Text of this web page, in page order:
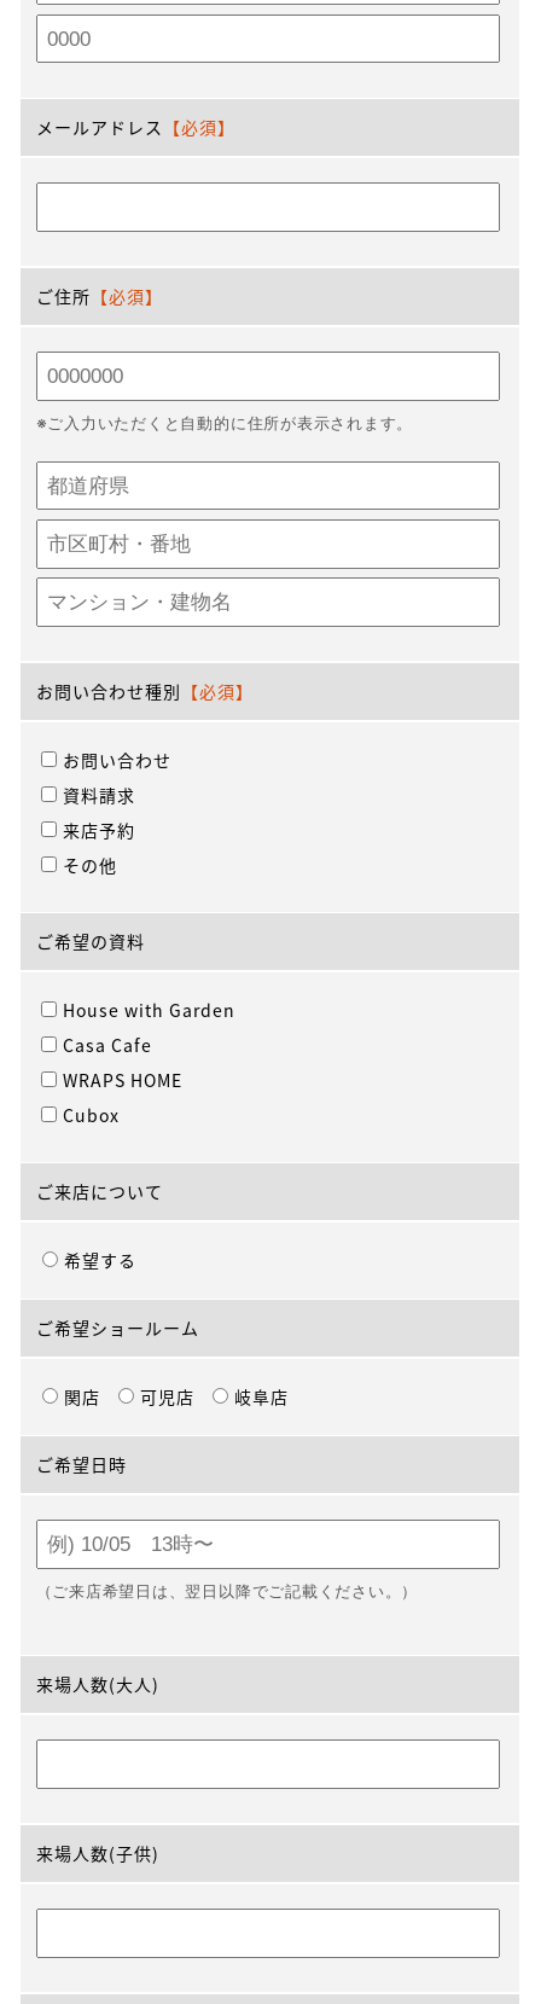
メールアドレス 【必須】
ご住所 【必須】
※ご入力いただくと自動的に住所が表示されます。
お問い合わせ種別 【必須】
お問い合わせ
資料請求
来店予約
その他
ご希望の資料
House with Garden
Casa Cafe
WRAPS HOME
Cubox
ご来店について
希望する
ご希望ショールーム
関店 可児店 岐阜店
ご希望日時
（ご来店希望日は、翌日以降でご記載ください。）
来場人数(大人)
来場人数(子供)